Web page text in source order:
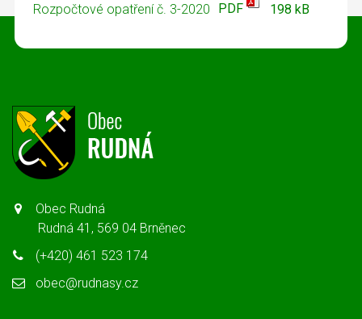
Rozpočtové opatření č. 3-2020 PDF 198 kB
Obec Rudná
Rudná 41, 569 04 Brněnec
(+420) 461 523 174
obec@rudnasy.cz